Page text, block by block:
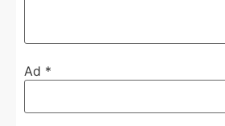
Ad *